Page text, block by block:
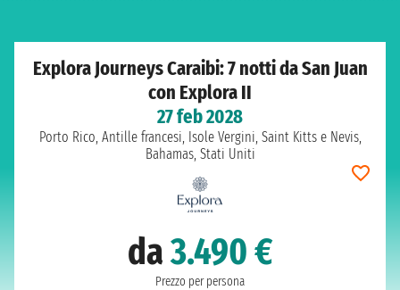
Explora Journeys Caraibi: 7 notti da San Juan
con Explora II
27 feb 2028
Porto Rico, Antille francesi, Isole Vergini, Saint Kitts e Nevis,
Bahamas, Stati Uniti
da3.490 €
Prezzo per persona